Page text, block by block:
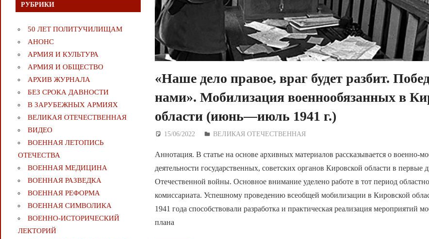
«Наше дело правое, враг будет разбит.
нами». Мобилизация военнообязанных в
области (июнь—июль 1941 г.)
15/06/2022 Дежурный по Редакции
ВЕЛИКАЯ ОТЕЧЕСТВЕННАЯ
Аннотация. В статье на основе архивных материалов рассказывается о военно-
деятельности государственных, советских органов Кировской области в первые
Отечественной войны. Основное внимание уделено работе в тот период
комиссариата. Успешному проведению всеобщей мобилизации в Кировской
1941 года способствовали разработка и практическая реализация мероприятий
плана
РУБРИКИ
50 ЛЕТ ПОЛИТУЧИЛИЩАМ
АНОНС
АРМИЯ И КУЛЬТУРА
АРМИЯ И ОБЩЕСТВО
АРХИВ ЖУРНАЛА
БЕЗ СРОКА ДАВНОСТИ
В ЗАРУБЕЖНЫХ АРМИЯХ
ВЕЛИКАЯ ОТЕЧЕСТВЕННАЯ
ВИДЕО
ВОЕННАЯ ЛЕТОПИСЬ
ОТЕЧЕСТВА
ВОЕННАЯ МЕДИЦИНА
ВОЕННАЯ РАЗВЕДКА
ВОЕННАЯ РЕФОРМА
ВОЕННАЯ СИМВОЛИКА
ВОЕННО-ИСТОРИЧЕСКИЙ
ЛЕКТОРИЙ